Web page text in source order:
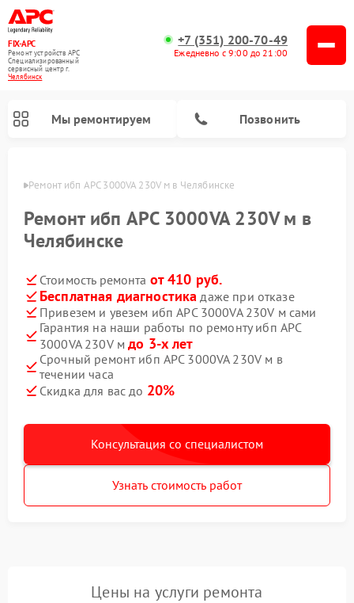
FIX-APC
Ремонт устройств APC
Специализированный
cервисный центр г.
Челябинск
+7 (351) 200-70-49
Ежедневно с 9:00 до 21:00
Мы ремонтируем Позвонить
Ремонт ибп APC 3000VA 230V м в Челябинске
Ремонт ибп APC 3000VA 230V м в
Челябинске
Стоимость ремонта от 410 руб.
Бесплатная диагностика даже при отказе
Привезем и увезем ибп APC 3000VA 230V м сами
Гарантия на наши работы по ремонту ибп APC
3000VA 230V мдо 3-х лет
Срочный ремонт ибп APC 3000VA 230V м в
течении часа
Скидка для вас до 20%
Консультация со специалистом
Узнать стоимость работ
Цены на услуги ремонта